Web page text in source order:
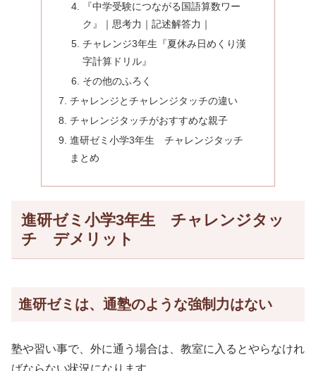
『中学受験につながる国語算数ワー
ク』｜思考力｜記述解答力｜
チャレンジ3年生『夏休み日めくり漢
字計算ドリル』
その他のふろく
チャレンジとチャレンジタッチの違い
チャレンジタッチがおすすめな親子
進研ゼミ小学3年生 チャレンジタッチ
まとめ
進研ゼミ小学3年生 チャレンジタッ
チ デメリット
進研ゼミは、通塾のような強制力はない
塾や習い事で、外に通う場合は、教室に入るとやらなけれ